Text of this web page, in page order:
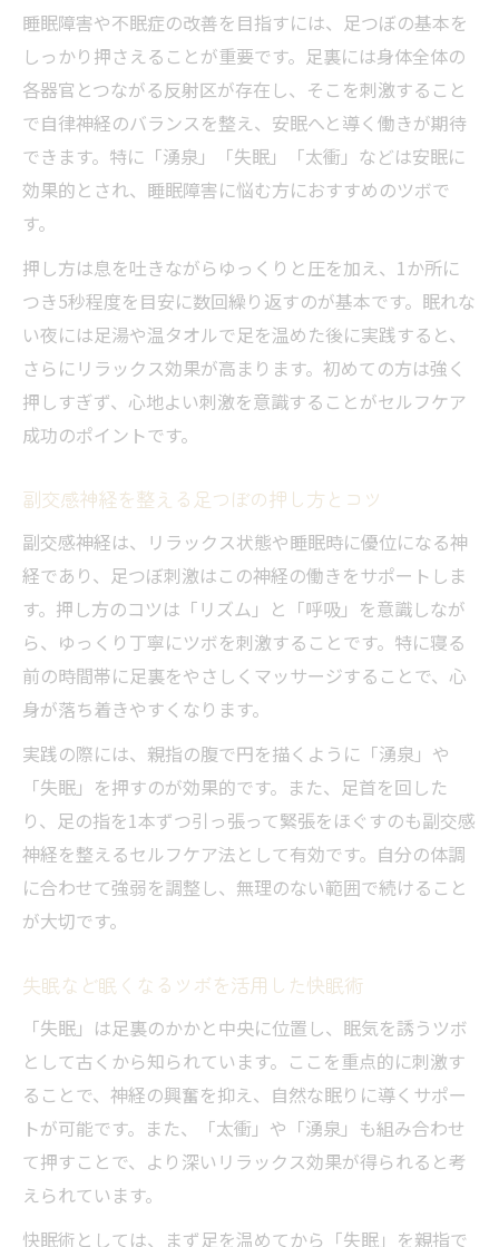
眠れない夜に試した眠くなる足つぼ体験レ
ビュー
副交感神経が整う足つぼ体験と睡眠の変化
失眠ツボ押しのリアルな睡眠改善エピソー
ド
睡眠障害を乗り越えた足つぼの実践記録
足つぼで心身の緊張をほぐすリラックス法
副交感神経を高める足つぼリラクゼーショ
ン
眠くなるツボを使った深い安眠へのアプロ
ーチ
失眠ツボが導くリラックス効果と快眠体験
足つぼで日常に取り入れるストレスケア術
朝までぐっすり眠れる足つぼ活用術まとめ
足つぼで朝までぐっすり眠れるコツ総まと
め
副交感神経を意識した足つぼ活用ポイント
眠くなるツボ即効テクニックの実践方法
失眠ツボ活用で安眠習慣をつくる秘訣
睡眠障害解消へ導く足つぼセルフケアの極
意
睡眠障害や不眠症の改善を目指すには、足つぼの基本を
しっかり押さえることが重要です。足裏には身体全体の
各器官とつながる反射区が存在し、そこを刺激すること
で自律神経のバランスを整え、安眠へと導く働きが期待
できます。特に「湧泉」「失眠」「太衝」などは安眠に
効果的とされ、睡眠障害に悩む方におすすめのツボで
す。
押し方は息を吐きながらゆっくりと圧を加え、1か所に
つき5秒程度を目安に数回繰り返すのが基本です。眠れな
い夜には足湯や温タオルで足を温めた後に実践すると、
さらにリラックス効果が高まります。初めての方は強く
押しすぎず、心地よい刺激を意識することがセルフケア
成功のポイントです。
副交感神経を整える足つぼの押し方とコツ
副交感神経は、リラックス状態や睡眠時に優位になる神
経であり、足つぼ刺激はこの神経の働きをサポートしま
す。押し方のコツは「リズム」と「呼吸」を意識しなが
ら、ゆっくり丁寧にツボを刺激することです。特に寝る
前の時間帯に足裏をやさしくマッサージすることで、心
身が落ち着きやすくなります。
実践の際には、親指の腹で円を描くように「湧泉」や
「失眠」を押すのが効果的です。また、足首を回した
り、足の指を1本ずつ引っ張って緊張をほぐすのも副交感
神経を整えるセルフケア法として有効です。自分の体調
に合わせて強弱を調整し、無理のない範囲で続けること
が大切です。
失眠など眠くなるツボを活用した快眠術
「失眠」は足裏のかかと中央に位置し、眠気を誘うツボ
として古くから知られています。ここを重点的に刺激す
ることで、神経の興奮を抑え、自然な眠りに導くサポー
トが可能です。また、「太衝」や「湧泉」も組み合わせ
て押すことで、より深いリラックス効果が得られると考
えられています。
快眠術としては、まず足を温めてから「失眠」を親指で